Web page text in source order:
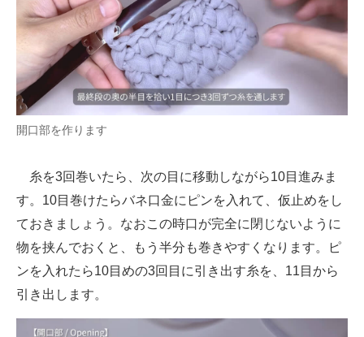
開口部を作ります
糸を3回巻いたら、次の目に移動しながら10目進みま
す。10目巻けたらバネ口金にピンを入れて、仮止めをし
ておきましょう。なおこの時口が完全に閉じないように
物を挟んでおくと、もう半分も巻きやすくなります。ピ
ンを入れたら10目めの3回目に引き出す糸を、11目から
引き出します。